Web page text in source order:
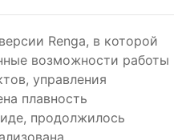
Renga, в которой
возможности работы
управления
плавность
продолжилось